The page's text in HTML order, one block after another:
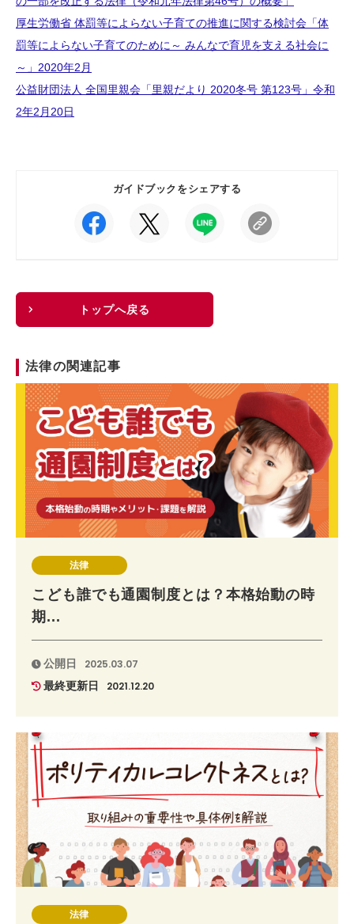
厚生労働省 体罰等によらない子育ての推進に関する検討会「体
罰等によらない子育てのために～ みんなで育児を支える社会に
～」2020年2月
公益財団法人 全国里親会「里親だより 2020冬号 第123号」令和
2年2月20日
ガイドブックをシェアする
トップへ戻る
法律の関連記事
法律
こども誰でも通園制度とは？本格始動の時
期...
公開日 2025.03.07
最終更新日 2021.12.20
法律